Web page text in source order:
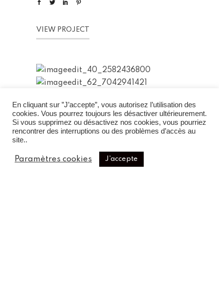
VIEW PROJECT
En cliquant sur ”J’accepte”, vous autorisez l’utilisation des
cookies. Vous pourrez toujours les désactiver ultérieurement.
Si vous supprimez ou désactivez nos cookies, vous pourriez
rencontrer des interruptions ou des problèmes d’accès au
site..
Paramètres cookies J'accepte